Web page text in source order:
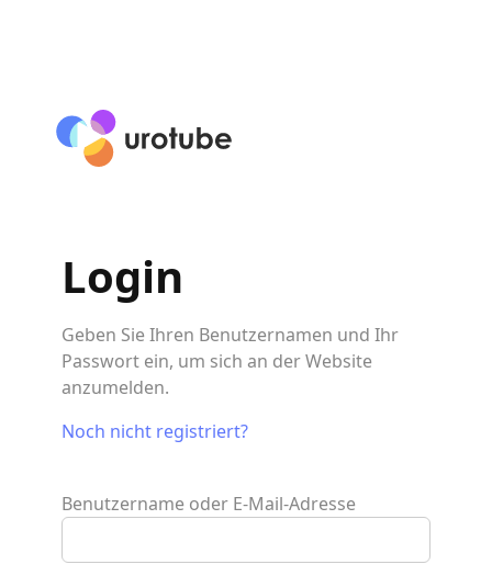
Click here to go back to frontpage
Login
Geben Sie Ihren Benutzernamen und Ihr
Passwort ein, um sich an der Website
anzumelden.
Noch nicht registriert?
Benutzername oder E-Mail-Adresse